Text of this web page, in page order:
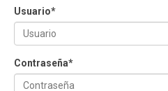
Usuario*
Contraseña*